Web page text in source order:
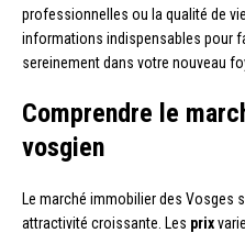
professionnelles ou la qualité de
informations indispensables pour
sereinement dans votre nouveau
Comprendre le
vosgien
Le marché immobilier des Vosges
attractivité croissante. Les prix